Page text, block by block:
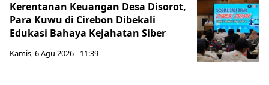
Kerentanan Keuangan Desa Disorot,
Para Kuwu di Cirebon Dibekali
Edukasi Bahaya Kejahatan Siber
Kamis, 6 Agu 2026 - 11:39